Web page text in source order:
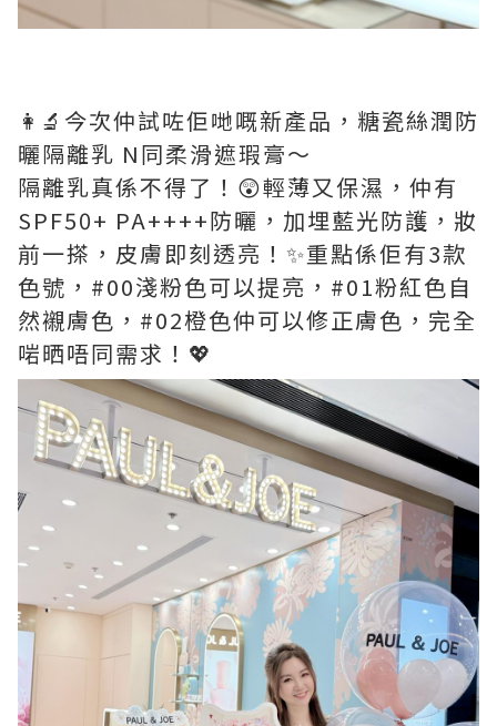
👩‍🔬今次仲試咗佢哋嘅新產品，糖瓷絲潤防
曬隔離乳 N同柔滑遮瑕膏～
隔離乳真係不得了！😲輕薄又保濕，仲有
SPF50+ PA++++防曬，加埋藍光防護，妝
前一搽，皮膚即刻透亮！✨重點係佢有3款
色號，#00淺粉色可以提亮，#01粉紅色自
然襯膚色，#02橙色仲可以修正膚色，完全
啱晒唔同需求！💖